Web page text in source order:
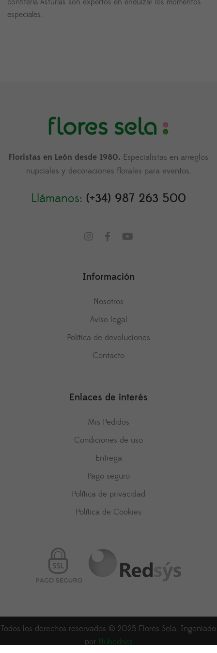
confiteria Asturias son expertos en endulzar los momentos
especiales.
Floristas en León desde 1980. Especialistas en arreglos
nupciales y decoraciones florales para eventos.
Llámanos: (+34) 987 263 500
Información
Nosotros
Aviso legal
Política de devoluciones
Contacto
Enlaces de interés
Mis Pedidos
Condiciones de uso
Entrega
Pago seguro
Política de privacidad
Política de Cookies
Todos los derechos reservados © 2025 Flores Sela. Ingeniado
por Nubedocs